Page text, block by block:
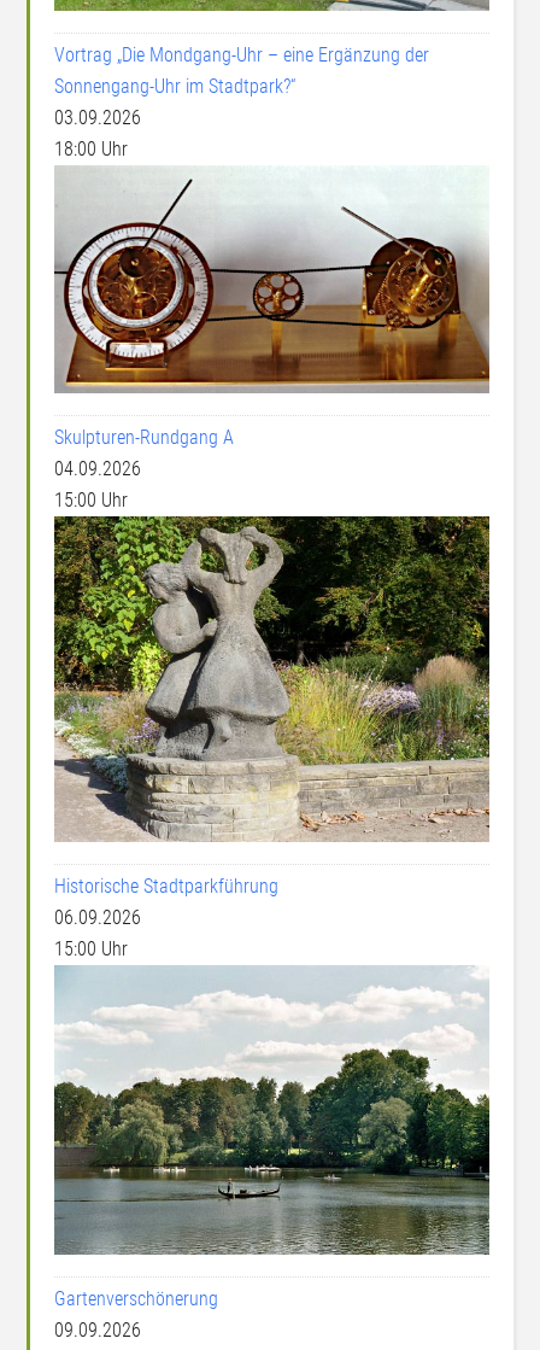
Vortrag „Die Mondgang-Uhr – eine Ergänzung der
Sonnengang-Uhr im Stadtpark?“
03.09.2026
18:00 Uhr
Skulpturen-Rundgang A
04.09.2026
15:00 Uhr
Historische Stadtparkführung
06.09.2026
15:00 Uhr
Gartenverschönerung
09.09.2026